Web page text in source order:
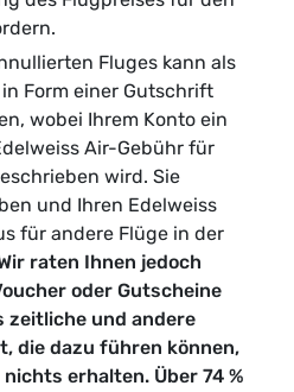
Fluges kann als
Form einer Gutschrift
wobei Ihrem Konto ein
Air-Gebühr für
wird. Sie
und Ihren Edelweiss
für andere Flüge in der
raten Ihnen jedoch
oder Gutscheine
zeitliche und andere
die dazu führen können,
erhalten. Über 74 %